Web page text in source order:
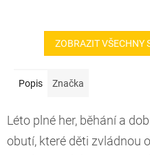
ZOBRAZIT VŠECHNY
Popis Značka
Léto plné her, běhání a
obutí, které děti zvládnou